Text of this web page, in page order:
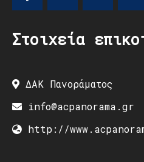
Στοιχεία
ΔΑΚ Πανοράματος
info@acpanorama.gr
http://